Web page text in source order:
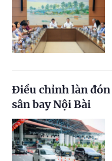
Điều chỉnh làn đón
sân bay Nội Bài